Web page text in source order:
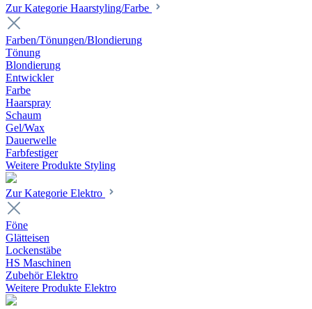
Zur Kategorie Haarstyling/Farbe
Farben/Tönungen/Blondierung
Tönung
Blondierung
Entwickler
Farbe
Haarspray
Schaum
Gel/Wax
Dauerwelle
Farbfestiger
Weitere Produkte Styling
Zur Kategorie Elektro
Föne
Glätteisen
Lockenstäbe
HS Maschinen
Zubehör Elektro
Weitere Produkte Elektro